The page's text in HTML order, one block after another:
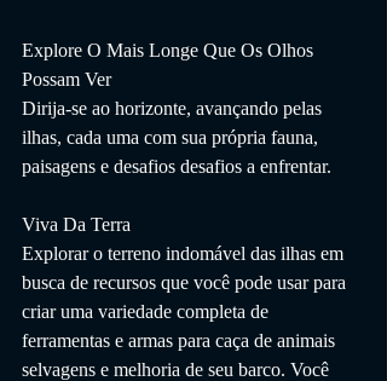
Explore O Mais Longe Que Os Olhos
Possam Ver
Dirija-se ao horizonte, avançando pelas
ilhas, cada uma com sua própria fauna,
paisagens e desafios desafios a enfrentar.
Viva Da Terra
Explorar o terreno indomável das ilhas em
busca de recursos que você pode usar para
criar uma variedade completa de
ferramentas e armas para caça de animais
selvagens e melhoria de seu barco. Você